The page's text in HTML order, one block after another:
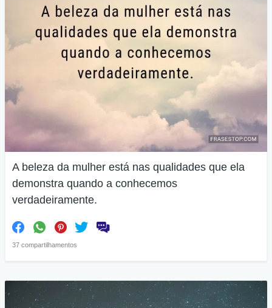
A beleza da mulher está nas qualidades que ela
demonstra quando a conhecemos
verdadeiramente.
37 compartilhamentos